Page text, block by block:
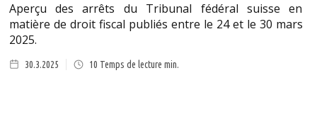
Aperçu des arrêts du Tribunal fédéral suisse en
matière de droit fiscal publiés entre le 24 et le 30 mars
2025.
30.3.2025 10 Temps de lecture min.